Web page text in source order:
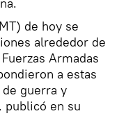
de hoy se
alrededor de
Armadas
a estas
guerra y
en su